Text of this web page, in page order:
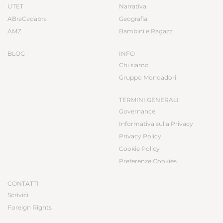
UTET
ABraCadabra
AMZ
BLOG
Narrativa
Geografia
Bambini e Ragazzi
INFO
Chi siamo
Gruppo Mondadori
TERMINI GENERALI
Governance
Informativa sulla Privacy
Privacy Policy
Cookie Policy
Preferenze Cookies
CONTATTI
Scrivici
Foreign Rights